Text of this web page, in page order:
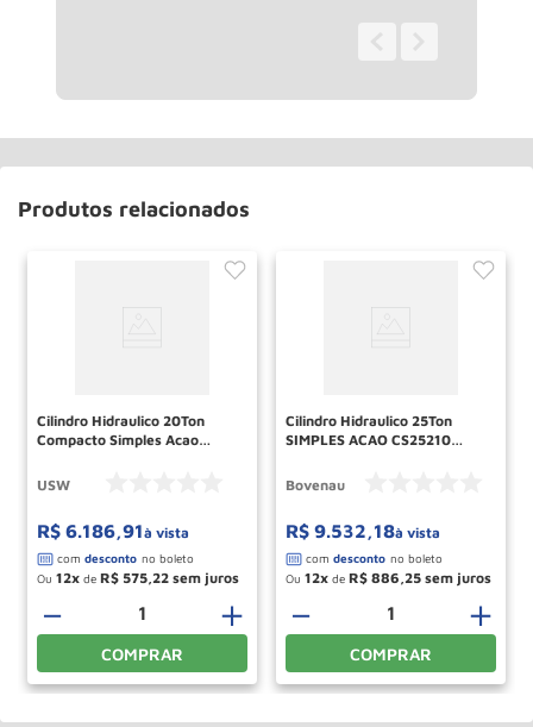
Produtos relacionados
Cilindro Hidraulico 20Ton
Compacto Simples Acao
USW
R$ 6.186,91à vista
Ou 12 de R$ 575 22
＋
－
COMPRAR
Cilindro Hidraulico 25Ton
SIMPLES ACAO CS25210
Bovenau
R$ 9.532,18à vista
Ou 12 de R$ 886 25
＋
－
COMPRAR